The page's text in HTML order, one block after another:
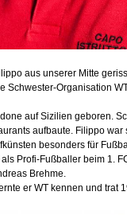
aus unserer Mitte
Schwester-Organisation
auf Sizilien geboren.
aufbaute. Filippo
besonders für
Profi-Fußballer beim 1.
Brehme.
er WT kennen und trat